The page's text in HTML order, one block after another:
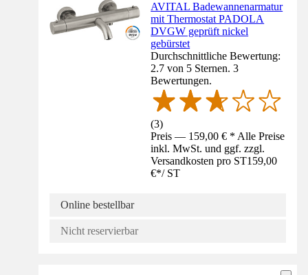
AVITAL Badewannenarmatur
mit Thermostat PADOLA
DVGW geprüft nickel
gebürstet
Durchschnittliche Bewertung:
2.7 von 5 Sternen. 3
Bewertungen.
(3)
Preis — 159,00 € * Alle Preise
inkl. MwSt. und ggf. zzgl.
Versandkosten pro ST159,00
€*/ ST
Online bestellbar
Nicht reservierbar